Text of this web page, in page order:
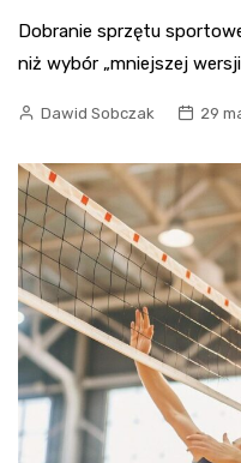
Dobranie sprzętu
niż wybór „mniejszej
Dawid Sobczak 29